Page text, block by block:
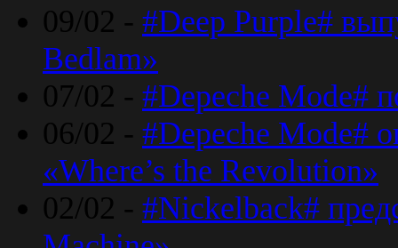
09/02 - #Deep Purple#
Bedlam»
07/02 - #Depeche Mode#
06/02 - #Depeche Mode#
«Where’s the Revolution»
02/02 - #Nickelback#